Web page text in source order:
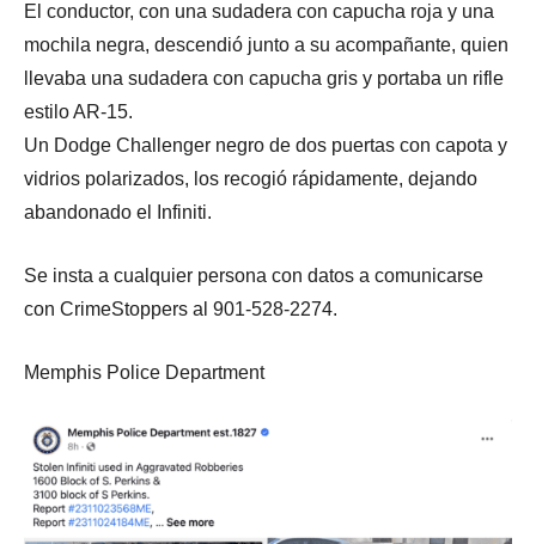
El conductor, con una sudadera con capucha roja y una
mochila negra, descendió junto a su acompañante, quien
llevaba una sudadera con capucha gris y portaba un rifle
estilo AR-15.
Un Dodge Challenger negro de dos puertas con capota y
vidrios polarizados, los recogió rápidamente, dejando
abandonado el Infiniti.
Se insta a cualquier persona con datos a comunicarse
con CrimeStoppers al 901-528-2274.
Memphis Police Department